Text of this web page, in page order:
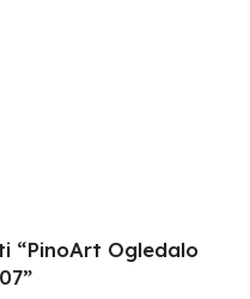
“PinoArt Ogledalo